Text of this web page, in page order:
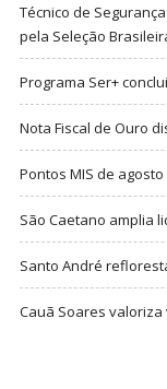
Técnico de
pela Seleção
Programa Ser+
Nota Fiscal de Ouro
Pontos MIS de
São Caetano amplia
Santo André
Cauã Soares